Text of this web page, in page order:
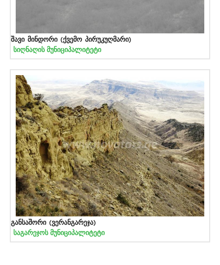
შავი მინდორი (ქვემო პირუკუღმარი)
სიღნაღის მუნიციპალიტეტი
განსაშორი (ვერანგარეჯა)
საგარეჯოს მუნიციპალიტეტი